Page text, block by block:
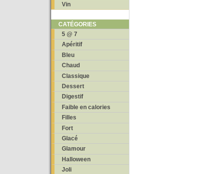
Vin
CATÉGORIES
5 @ 7
Apéritif
Bleu
Chaud
Classique
Dessert
Digestif
Faible en calories
Filles
Fort
Glacé
Glamour
Halloween
Joli